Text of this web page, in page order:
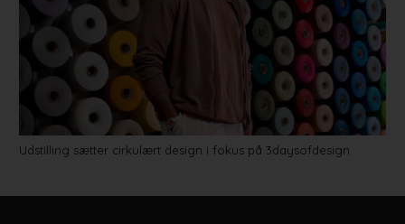
Udstilling sætter cirkulært design i fokus på 3daysofdesign